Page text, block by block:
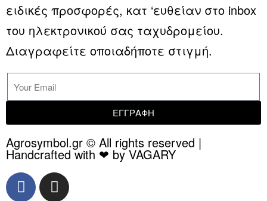
ειδικές προσφορές, κατ ‘ευθείαν στο inbox
του ηλεκτρονικού σας ταχυδρομείου.
Διαγραφείτε οποιαδήποτε στιγμή.
ΕΓΓΡΑΦΗ
Agrosymbol.gr © All rights reserved |
Handcrafted with ❤ by VAGARY